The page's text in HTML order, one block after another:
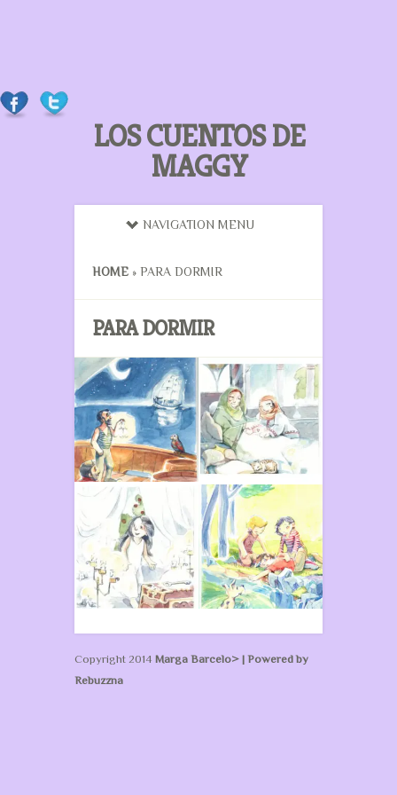
LOS CUENTOS DE
MAGGY
NAVIGATION MENU
HOME » PARA DORMIR
PARA DORMIR
Copyright 2014 Marga Barcelo> | Powered by
Rebuzzna